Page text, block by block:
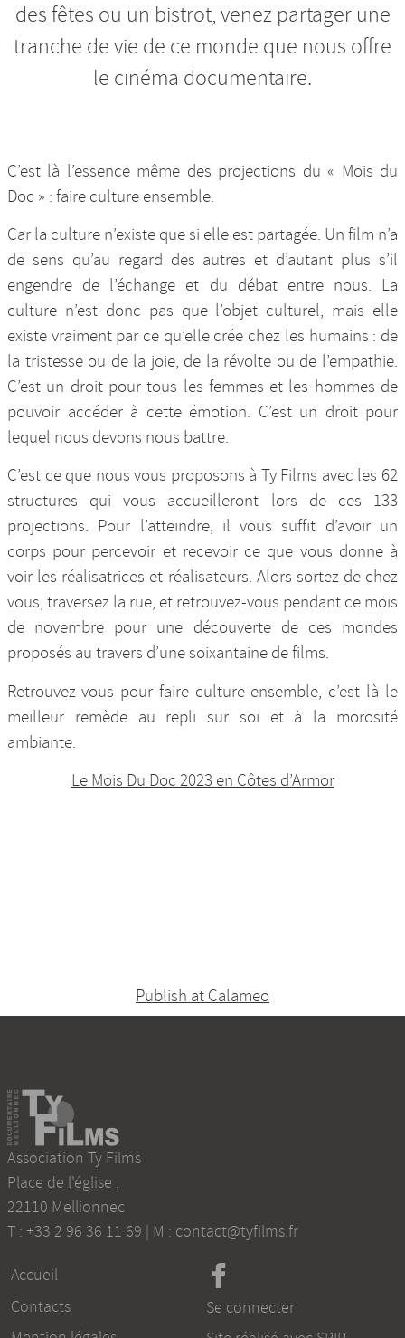
des fêtes ou un bistrot, venez partager une
tranche de vie de ce monde que nous offre
le cinéma documentaire.
C’est là l’essence même des projections du « Mois du
Doc » : faire culture ensemble.
Car la culture n’existe que si elle est partagée. Un film n’a
de sens qu’au regard des autres et d’autant plus s’il
engendre de l’échange et du débat entre nous. La
culture n’est donc pas que l’objet culturel, mais elle
existe vraiment par ce qu’elle crée chez les humains : de
la tristesse ou de la joie, de la révolte ou de l’empathie.
C’est un droit pour tous les femmes et les hommes de
pouvoir accéder à cette émotion. C’est un droit pour
lequel nous devons nous battre.
C’est ce que nous vous proposons à Ty Films avec les 62
structures qui vous accueilleront lors de ces 133
projections. Pour l’atteindre, il vous suffit d’avoir un
corps pour percevoir et recevoir ce que vous donne à
voir les réalisatrices et réalisateurs. Alors sortez de chez
vous, traversez la rue, et retrouvez-vous pendant ce mois
de novembre pour une découverte de ces mondes
proposés au travers d’une soixantaine de films.
Retrouvez-vous pour faire culture ensemble, c’est là le
meilleur remède au repli sur soi et à la morosité
ambiante.
Le Mois Du Doc 2023 en Côtes d’Armor
Publish at Calameo
Association Ty Films
Place de l'église ,
22110 Mellionnec
T : +33 2 96 36 11 69 | M : contact@tyfilms.fr
Accueil
Contacts
Se connecter